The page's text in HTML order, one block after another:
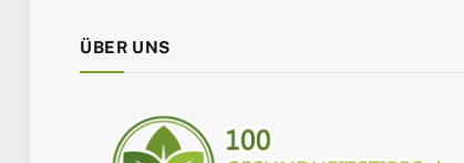
ÜBER UNS